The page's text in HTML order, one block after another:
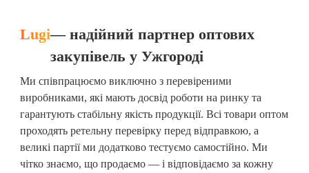
Lugi— надійний партнер оптових
закупівель у Ужгороді
Ми співпрацюємо виключно з перевіреними
виробниками, які мають досвід роботи на ринку та
гарантують стабільну якість продукції. Всі товари оптом
проходять ретельну перевірку перед відправкою, а
великі партії ми додатково тестуємо самостійно. Ми
чітко знаємо, що продаємо — і відповідаємо за кожну